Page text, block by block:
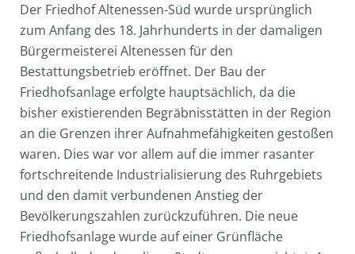
Der Friedhof Altenessen-Süd wurde ursprünglich
zum Anfang des 18. Jahrhunderts in der damaligen
Bürgermeisterei Altenessen für den
Bestattungsbetrieb eröffnet. Der Bau der
Friedhofsanlage erfolgte hauptsächlich, da die
bisher existierenden Begräbnisstätten in der Region
an die Grenzen ihrer Aufnahmefähigkeiten gestoßen
waren. Dies war vor allem auf die immer rasanter
fortschreitende Industrialisierung des Ruhrgebiets
und den damit verbundenen Anstieg der
Bevölkerungszahlen zurückzuführen. Die neue
Friedhofsanlage wurde auf einer Grünfläche